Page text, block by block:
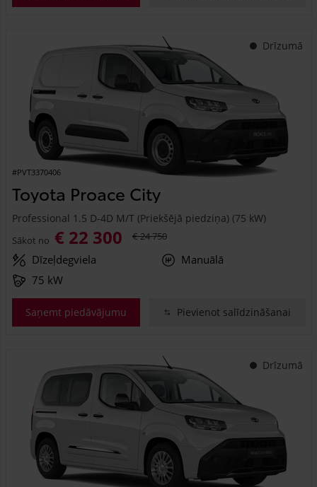
Drīzumā
#PVT3370406
Toyota Proace City
Professional 1.5 D-4D M/T (Priekšējā piedziņa) (75 kW)
Sākot no € 22 300 € 24 750
Dīzeļdegviela
Manuālā
75 kW
Saņemt piedāvājumu Pievienot salīdzināšanai
Drīzumā